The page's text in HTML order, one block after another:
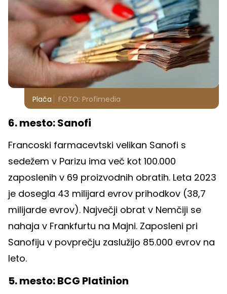
Plača FOTO: Profimedia
6. mesto: Sanofi
Francoski farmacevtski velikan Sanofi s
sedežem v Parizu ima več kot 100.000
zaposlenih v 69 proizvodnih obratih. Leta 2023
je dosegla 43 milijard evrov prihodkov (38,7
milijarde evrov). Največji obrat v Nemčiji se
nahaja v Frankfurtu na Majni. Zaposleni pri
Sanofiju v povprečju zaslužijo 85.000 evrov na
leto.
5. mesto: BCG Platinion